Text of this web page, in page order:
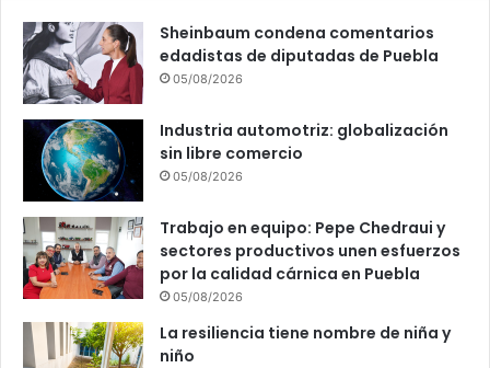
Sheinbaum condena comentarios
edadistas de diputadas de Puebla
05/08/2026
Industria automotriz: globalización
sin libre comercio
05/08/2026
Trabajo en equipo: Pepe Chedraui y
sectores productivos unen esfuerzos
por la calidad cárnica en Puebla
05/08/2026
La resiliencia tiene nombre de niña y
niño